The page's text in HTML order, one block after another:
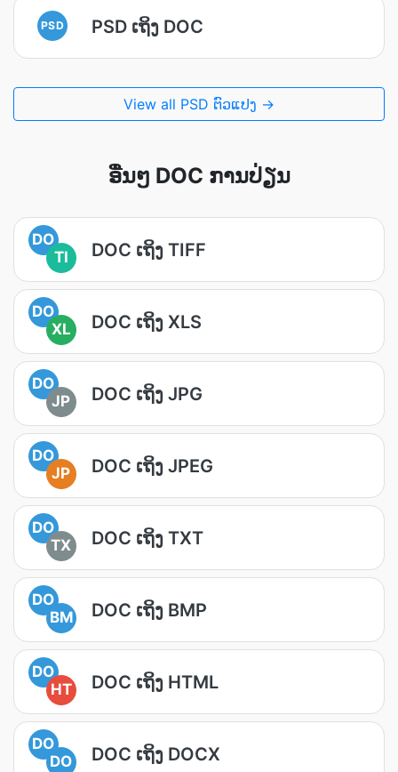
PSD PSD ເຖິງ DOC
View all PSD ຕົວແປງ →
ອື່ນໆ DOC ການປ່ຽນ
DO
TI
DOC ເຖິງ TIFF
DO
XL
DOC ເຖິງ XLS
DO
JP
DOC ເຖິງ JPG
DO
JP
DOC ເຖິງ JPEG
DO
TX
DOC ເຖິງ TXT
DO
BM
DOC ເຖິງ BMP
DO
HT
DOC ເຖິງ HTML
DO
DO
DOC ເຖິງ DOCX